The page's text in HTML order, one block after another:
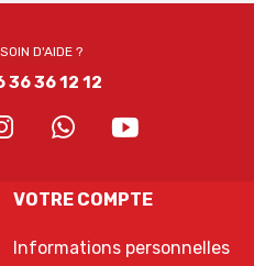
D'AIDE ?
36 36 12 12
VOTRE COMPTE
Informations personnelles